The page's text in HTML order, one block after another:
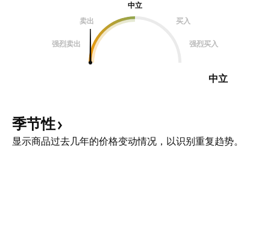
中立
卖出
买入
强烈卖出 强烈买入
中立
季节性
显示商品过去几年的价格变动情况，以识别重复趋势。